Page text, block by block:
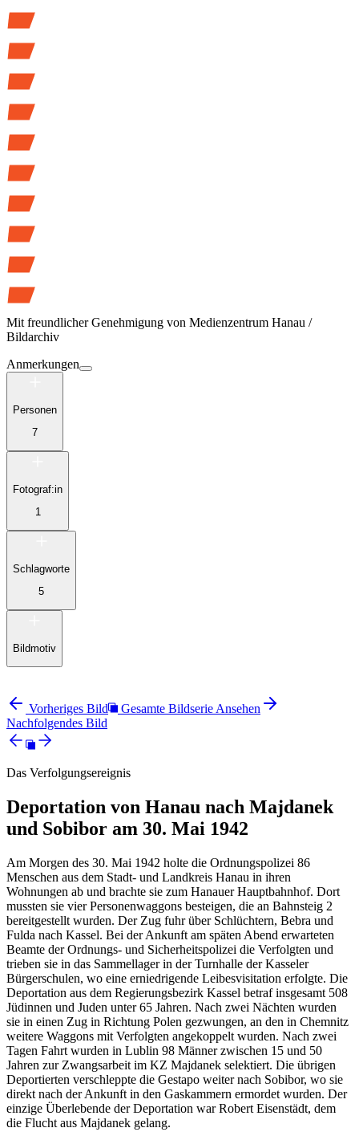
Mit freundlicher Genehmigung von Medienzentrum Hanau /
Bildarchiv
Anmerkungen
Personen
7
Fotograf:in
1
Schlagworte
5
Bildmotiv
Vorheriges Bild
Gesamte Bildserie Ansehen
Nachfolgendes Bild
Das Verfolgungsereignis
Deportation von Hanau nach Majdanek
und Sobibor am 30. Mai 1942
Am Morgen des 30. Mai 1942 holte die Ordnungspolizei 86
Menschen aus dem Stadt- und Landkreis Hanau in ihren
Wohnungen ab und brachte sie zum Hanauer Hauptbahnhof. Dort
mussten sie vier Personenwaggons besteigen, die an Bahnsteig 2
bereitgestellt wurden. Der Zug fuhr über Schlüchtern, Bebra und
Fulda nach Kassel. Bei der Ankunft am späten Abend erwarteten
Beamte der Ordnungs- und Sicherheitspolizei die Verfolgten und
trieben sie in das Sammellager in der Turnhalle der Kasseler
Bürgerschulen, wo eine erniedrigende Leibesvisitation erfolgte. Die
Deportation aus dem Regierungsbezirk Kassel betraf insgesamt 508
Jüdinnen und Juden unter 65 Jahren. Nach zwei Nächten wurden
sie in einen Zug in Richtung Polen gezwungen, an den in Chemnitz
weitere Waggons mit Verfolgten angekoppelt wurden. Nach zwei
Tagen Fahrt wurden in Lublin 98 Männer zwischen 15 und 50
Jahren zur Zwangsarbeit im KZ Majdanek selektiert. Die übrigen
Deportierten verschleppte die Gestapo weiter nach Sobibor, wo sie
direkt nach der Ankunft in den Gaskammern ermordet wurden. Der
einzige Überlebende der Deportation war Robert Eisenstädt, dem
die Flucht aus Majdanek gelang.